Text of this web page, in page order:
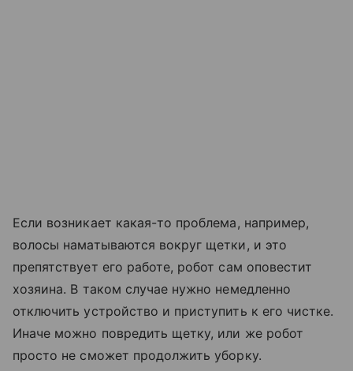
Если возникает какая-то проблема, например,
волосы наматываются вокруг щетки, и это
препятствует его работе, робот сам оповестит
хозяина. В таком случае нужно немедленно
отключить устройство и приступить к его чистке.
Иначе можно повредить щетку, или же робот
просто не сможет продолжить уборку.